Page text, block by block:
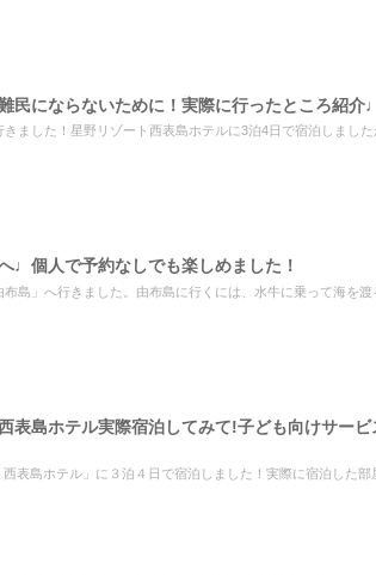
民にならないために！実際に行ったところ紹介♩
ました！星野リゾート西表島ホテルに3泊4日で宿泊しまし
♩個人で予約なしでも楽しめました！
島」へ行きました。由布島に行くには、水牛に乗って海を渡
表島ホテル実際宿泊してみて!子ども向けサー
表島ホテル」に３泊４日で宿泊しました！実際に宿泊した部